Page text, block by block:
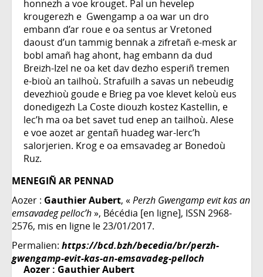
honnezh a voe krouget. Pal un hevelep
krougerezh e Gwengamp a oa war un dro
embann d’ar roue e oa sentus ar Vretoned
daoust d’un tammig bennak a zifretañ e-mesk ar
bobl amañ hag ahont, hag embann da dud
Breizh-Izel ne oa ket dav dezho esperiñ tremen
e-bioù an tailhoù. Strafuilh a savas un nebeudig
devezhioù goude e Brieg pa voe klevet keloù eus
donedigezh La Coste diouzh kostez Kastellin, e
lec’h ma oa bet savet tud enep an tailhoù. Alese
e voe aozet ar gentañ huadeg war-lerc’h
salorjerien. Krog e oa emsavadeg ar Bonedoù
Ruz.
MENEGIÑ AR PENNAD
Aozer : Gauthier Aubert, «Perzh Gwengamp evit kas an
emsavadeg pelloc’h», Bécédia [en ligne], ISSN 2968-
2576, mis en ligne le 23/01/2017.
Permalien: https://bcd.bzh/becedia/br/perzh-
gwengamp-evit-kas-an-emsavadeg-pelloch
Aozer : Gauthier Aubert